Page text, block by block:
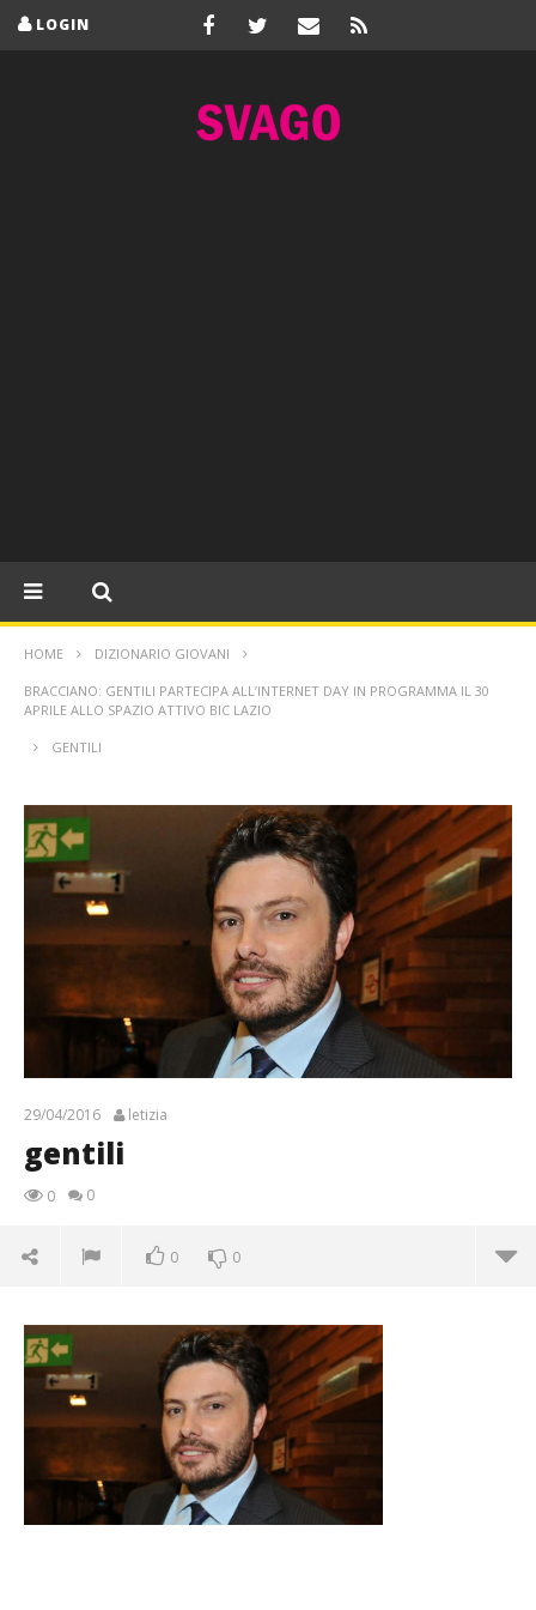
LOGIN
HOME DIZIONARIO GIOVANI
BRACCIANO: GENTILI PARTECIPA ALL’INTERNET DAY IN PROGRAMMA IL 30
APRILE ALLO SPAZIO ATTIVO BIC LAZIO
GENTILI
29/04/2016 letizia
gentili
0 0
0 0
29/04/2016
letizia